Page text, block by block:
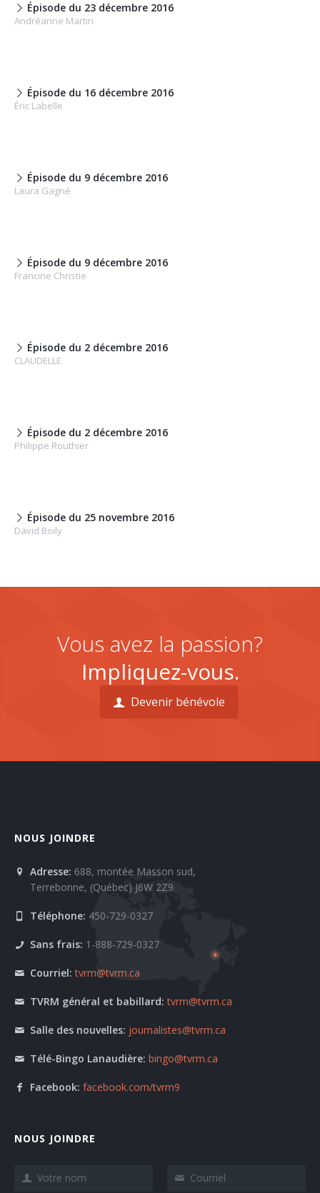
Épisode du 23 décembre 2016
Andréanne Martin
Épisode du 16 décembre 2016
Éric Labelle
Épisode du 9 décembre 2016
Laura Gagné
Épisode du 9 décembre 2016
Francine Christie
Épisode du 2 décembre 2016
CLAUDELLE
Épisode du 2 décembre 2016
Philippe Routhier
Épisode du 25 novembre 2016
David Boily
Vous avez la passion?
Impliquez-vous.
Devenir bénévole
NOUS JOINDRE
Adresse: 688, montée Masson sud,
Terrebonne, (Québec) J6W 2Z9
Téléphone: 450-729-0327
Sans frais: 1-888-729-0327
Courriel: tvrm@tvrm.ca
TVRM général et babillard: tvrm@tvrm.ca
Salle des nouvelles: journalistes@tvrm.ca
Télé-Bingo Lanaudière: bingo@tvrm.ca
Facebook: facebook.com/tvrm9
NOUS JOINDRE